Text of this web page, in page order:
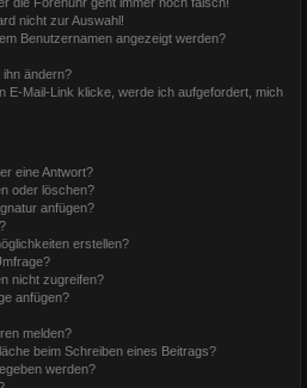
nicht zur Auswahl!
Benutzernamen angezeigt werden?
ändern?
E-Mail-Link klicke, werde ich aufgefordert, mich
eine Antwort?
oder löschen?
anfügen?
erstellen?
nicht zugreifen?
anfügen?
melden?
beim Schreiben eines Beitrags?
werden?